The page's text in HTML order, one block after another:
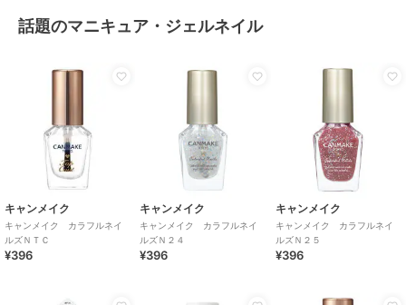
話題のマニキュア・ジェルネイル
キャンメイク
キャンメイク カラフルネイ
ルズＮＴＣ
¥396
キャンメイク
キャンメイク カラフルネイ
ルズＮ２４
¥396
キャンメイク
キャンメイク カラフルネイ
ルズＮ２５
¥396